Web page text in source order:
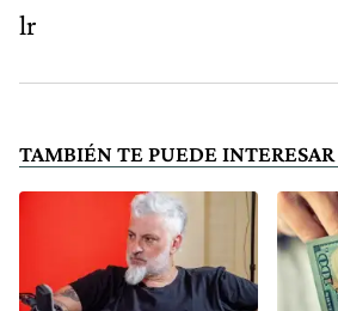
lr
TAMBIÉN TE PUEDE INTERESAR